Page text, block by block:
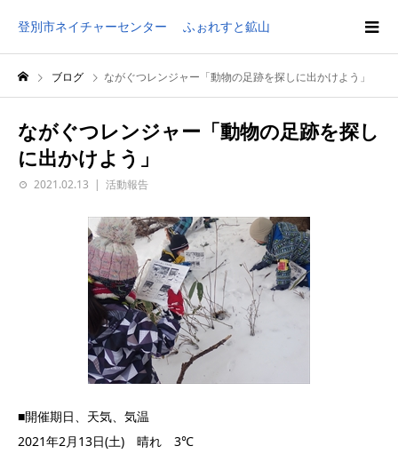
登別市ネイチャーセンター ふぉれすと鉱山
ブログ ながぐつレンジャー「動物の足跡を探しに出かけよう」
ながぐつレンジャー「動物の足跡を探し
に出かけよう」
2021.02.13 活動報告
■開催期日、天気、気温
2021年2月13日(土) 晴れ 3℃